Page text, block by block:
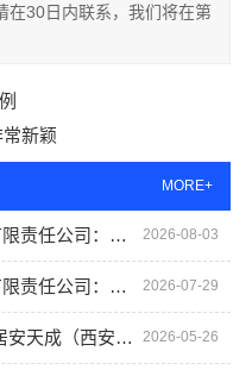
在30日内联系，我们将在第
新颖
MORE+
居安天成（西安）建筑工程有限责任公司：西安专业装修平层，免费量房服务 2026-08-03
居安天成（西安）建筑工程有限责任公司：专业装修平层免费量房服务推荐 2026-07-29
西安专业装修平层免费量房-居安天成（西安）建筑工程有限责任公司 2026-05-26